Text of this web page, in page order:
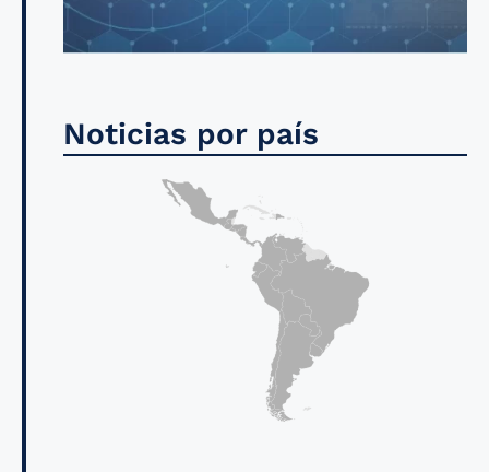
Noticias por país